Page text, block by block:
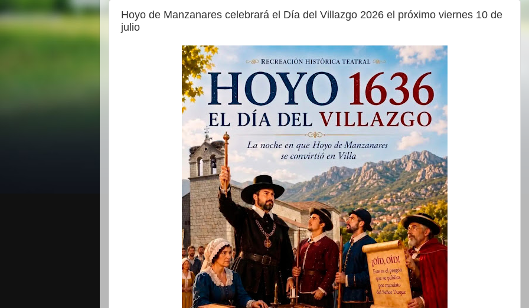
Hoyo de Manzanares celebrará el Día del Villazgo 2026 el próximo viernes 10 de
julio